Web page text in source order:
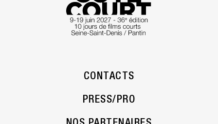
CONTACTS
PRESS/PRO